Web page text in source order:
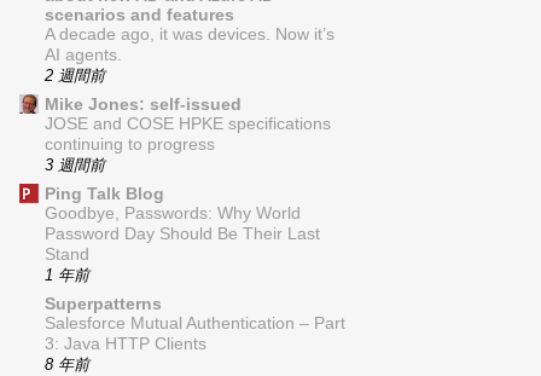
scenarios and features
A decade ago, it was devices. Now it’s
AI agents.
2 週間前
Mike Jones: self-issued
JOSE and COSE HPKE specifications
continuing to progress
3 週間前
Ping Talk Blog
Goodbye, Passwords: Why World
Password Day Should Be Their Last
Stand
1 年前
Superpatterns
Salesforce Mutual Authentication – Part
3: Java HTTP Clients
8 年前